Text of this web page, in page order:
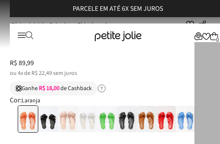
PARCELE EM ATÉ 6X SEM JUROS
0
Calçados Chinelos Chinelo Petite Jolie Lucky Tangerina PJ4533
Chinelo Petite Jolie Lucky Tangerina PJ4533
R$ 89,99
ou4x deR$22,49sem juros
GanheR$ 18,00de Cashback
Cor:Laranja